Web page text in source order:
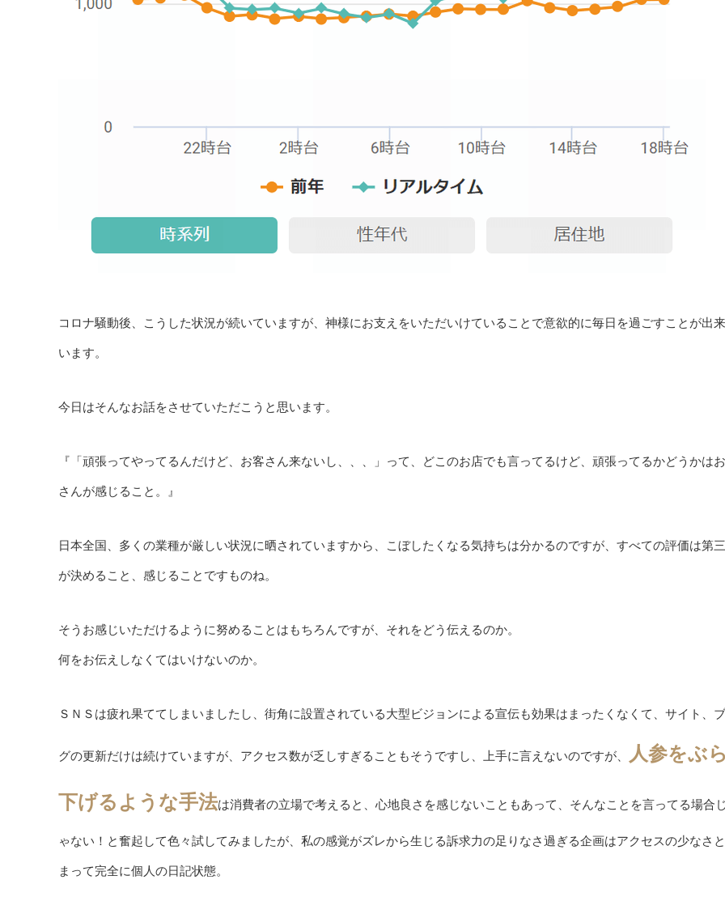
コロナ騒動後、こうした状況が続いていますが、神様にお支えをいただいけていることで意欲的に毎日を過ごすことが出
います。
今日はそんなお話をさせていただこうと思います。
『「頑張ってやってるんだけど、お客さん来ないし、、、」って、どこのお店でも言ってるけど、頑張ってるかどうかは
さんが感じること。』
日本全国、多くの業種が厳しい状況に晒されていますから、こぼしたくなる気持ちは分かるのですが、すべての評価は第
が決めること、感じることですものね。
そうお感じいただけるように努めることはもちろんですが、それをどう伝えるのか。
何をお伝えしなくてはいけないのか。
ＳＮＳは疲れ果ててしまいましたし、街角に設置されている大型ビジョンによる宣伝も効果はまったくなくて、サイト、
グの更新だけは続けていますが、アクセス数が乏しすぎることもそうですし、上手に言えないのですが、 人参をぶら
下げるような手法は消費者の立場で考えると、心地良さを感じないこともあって、そんなことを言ってる場合じ
ゃない！と奮起して色々試してみましたが、私の感覚がズレから生じる訴求力の足りなさ過ぎる企画はアクセスの少なさ
まって完全に個人の日記状態。